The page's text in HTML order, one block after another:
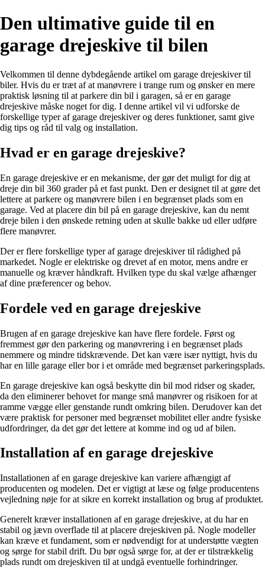
Den ultimative guide til en
garage drejeskive til bilen
Velkommen til denne dybdegående artikel om garage drejeskiver til
biler. Hvis du er træt af at manøvrere i trange rum og ønsker en mere
praktisk løsning til at parkere din bil i garagen, så er en garage
drejeskive måske noget for dig. I denne artikel vil vi udforske de
forskellige typer af garage drejeskiver og deres funktioner, samt give
dig tips og råd til valg og installation.
Hvad er en garage drejeskive?
En garage drejeskive er en mekanisme, der gør det muligt for dig at
dreje din bil 360 grader på et fast punkt. Den er designet til at gøre det
lettere at parkere og manøvrere bilen i en begrænset plads som en
garage. Ved at placere din bil på en garage drejeskive, kan du nemt
dreje bilen i den ønskede retning uden at skulle bakke ud eller udføre
flere manøvrer.
Der er flere forskellige typer af garage drejeskiver til rådighed på
markedet. Nogle er elektriske og drevet af en motor, mens andre er
manuelle og kræver håndkraft. Hvilken type du skal vælge afhænger
af dine præferencer og behov.
Fordele ved en garage drejeskive
Brugen af en garage drejeskive kan have flere fordele. Først og
fremmest gør den parkering og manøvrering i en begrænset plads
nemmere og mindre tidskrævende. Det kan være især nyttigt, hvis du
har en lille garage eller bor i et område med begrænset parkeringsplads.
En garage drejeskive kan også beskytte din bil mod ridser og skader,
da den eliminerer behovet for mange små manøvrer og risikoen for at
ramme vægge eller genstande rundt omkring bilen. Derudover kan det
være praktisk for personer med begrænset mobilitet eller andre fysiske
udfordringer, da det gør det lettere at komme ind og ud af bilen.
Installation af en garage drejeskive
Installationen af en garage drejeskive kan variere afhængigt af
producenten og modelen. Det er vigtigt at læse og følge producentens
vejledning nøje for at sikre en korrekt installation og brug af produktet.
Generelt kræver installationen af en garage drejeskive, at du har en
stabil og jævn overflade til at placere drejeskiven på. Nogle modeller
kan kræve et fundament, som er nødvendigt for at understøtte vægten
og sørge for stabil drift. Du bør også sørge for, at der er tilstrækkelig
plads rundt om drejeskiven til at undgå eventuelle forhindringer.